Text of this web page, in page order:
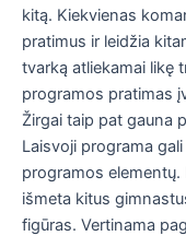
kitą. Kiekvienas
pratimus ir leidžia
tvarką atliekamai likę
programos pratimas
Žirgai taip pat gauna
Laisvoji programa
programos
išmeta kitus
figūras. Vertinama